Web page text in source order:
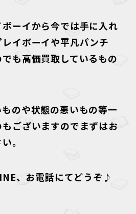
ーイから今では手に入れ
イボーイや平凡パンチ
も高価買取しているもの
のや状態の悪いもの等一
ございますのでまずはお
。
、お電話にてどうぞ♪